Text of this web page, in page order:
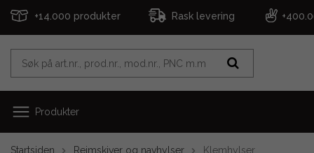
+14.000 produkter Rask levering
Produkter
Startsiden Reimskiver og navhylser Klemhylser